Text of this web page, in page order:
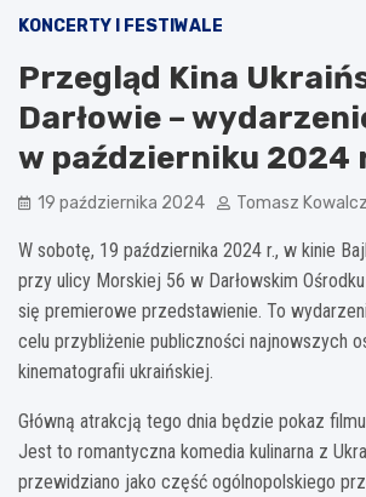
KONCERTY I FESTIWALE
Przegląd Kina
Darłowie –
w październiku 2024
19 października 2024 Tomasz
W sobotę, 19 października 2024 r., w kinie
przy ulicy Morskiej 56 w Darłowskim
się premierowe przedstawienie. To
celu przybliżenie publiczności najnowszych
kinematografii ukraińskiej.
Główną atrakcją tego dnia będzie pokaz filmu
Jest to romantyczna komedia kulinarna z
przewidziano jako część ogólnopolskiego